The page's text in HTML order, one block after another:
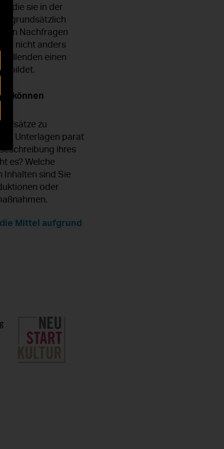
die sie in der
grundsätzlich
von Nachfragen
nicht anders
einen
bildet.
können
zu
Unterlagen parat
ihres
es? Welche
Inhalten sind Sie
oder
Mittel aufgrund